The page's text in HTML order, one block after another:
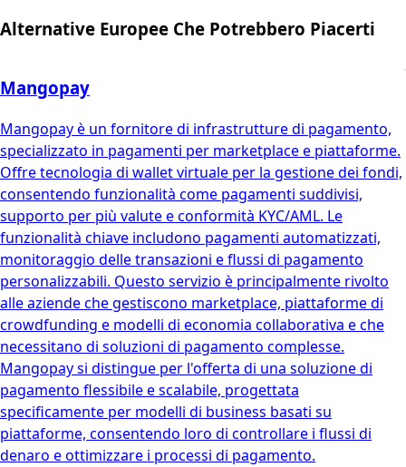
Alternative Europee Che Potrebbero Piacerti
Mangopay
Mangopay è un fornitore di infrastrutture di pagamento,
specializzato in pagamenti per marketplace e piattaforme.
Offre tecnologia di wallet virtuale per la gestione dei fondi,
consentendo funzionalità come pagamenti suddivisi,
supporto per più valute e conformità KYC/AML. Le
funzionalità chiave includono pagamenti automatizzati,
monitoraggio delle transazioni e flussi di pagamento
personalizzabili. Questo servizio è principalmente rivolto
alle aziende che gestiscono marketplace, piattaforme di
crowdfunding e modelli di economia collaborativa e che
necessitano di soluzioni di pagamento complesse.
Mangopay si distingue per l'offerta di una soluzione di
pagamento flessibile e scalabile, progettata
specificamente per modelli di business basati su
piattaforme, consentendo loro di controllare i flussi di
denaro e ottimizzare i processi di pagamento.